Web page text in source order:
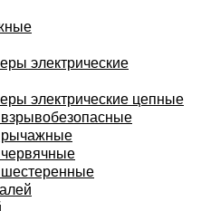
электрические
электрические цепные
рычажные